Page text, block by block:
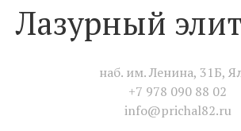
Лазурный элит
наб. им. Ленина, 31Б,
+7 978 090 88 02
info@prichal82.ru